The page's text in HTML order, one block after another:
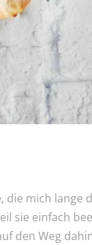
die mich lange
sie einfach
den Weg